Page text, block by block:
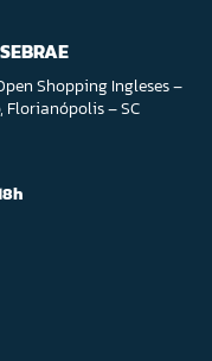
Shopping Ingleses –
Florianópolis – SC